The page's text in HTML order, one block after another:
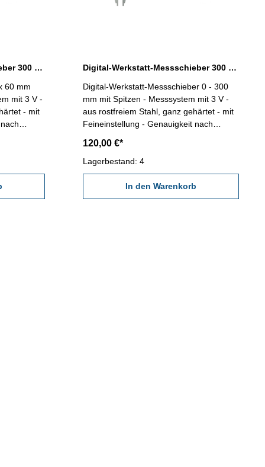
Digital-Werkstatt-Messschieber 300 x 60 mm mit Spitzen 3 V
60 mm
mit 3 V -
- mit
und
5 -
(dient nur
300
Digital-Werkstatt-Messschieber 300 x 90 mm mit Spitzen 3 V
Digital-Werkstatt-Messschieber 0 - 300
mm mit Spitzen - Messsystem mit 3 V -
aus rostfreiem Stahl, ganz gehärtet - mit
Feineinstellung - Genauigkeit nach
0,0005" - mit Ein/Aus-, Null-, Unit- und
Hold-Taste - Datenausgang RB 5 -
Lieferung im Behältnis/Kasten (dient nur
zum Transport!) Genauigkeit 0,03 mm
Schnabellänge 90 mm Messbereich 300
120,00 €*
Lagerbestand: 4
In den Warenkorb